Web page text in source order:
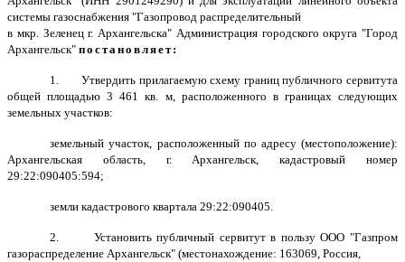
системы газоснабжения "Газопровод распределительный
в мкр. Зеленец г. Архангельска" Администрация городского округа "Город
Архангельск" постановляет:
1.
Утвердить прилагаемую схему границ публичного сервитута
общей площадью 3 461 кв. м, расположенного в границах следующих
земельных участков:
земельный участок, расположенный по адресу (местоположение):
Архангельская область, г. Архангельск, кадастровый номер
29:22:090405:594;
земли кадастрового квартала 29:22:090405.
2. Установить публичный сервитутв пользу ООО "Газпром
газораспределение Архангельск" (местонахождение: 163069, Россия,